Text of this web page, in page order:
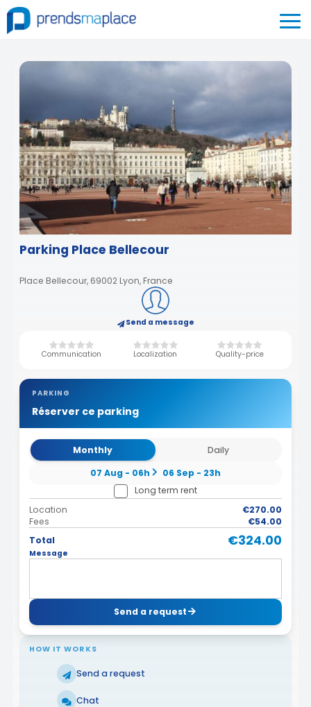
Parking Place Bellecour
Place Bellecour, 69002 Lyon, France
Send a message
Communication Localization Quality-price
PARKING
Réserver ce parking
Monthly
Daily
07 Aug - 06h
06 Sep - 23h
Long term rent
Location
€270.00
Fees
€54.00
Total
€324.00
Message
Send a request
HOW IT WORKS
Send a request
Chat